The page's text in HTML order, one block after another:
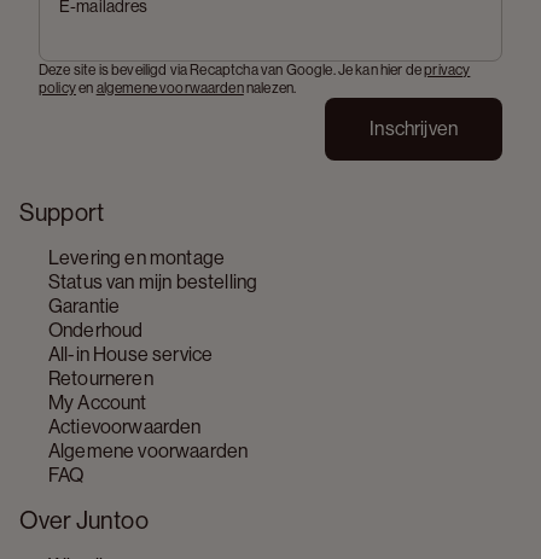
Support
Levering en montage
Status van mijn bestelling
Garantie
Onderhoud
All-in House service
Retourneren
My Account
Actievoorwaarden
Algemene voorwaarden
FAQ
Over Juntoo
E-mailadres
Deze site is beveiligd via Recaptcha van Google. Je kan hier deprivacy
policyen algemene voorwaardennalezen.
Inschrijven